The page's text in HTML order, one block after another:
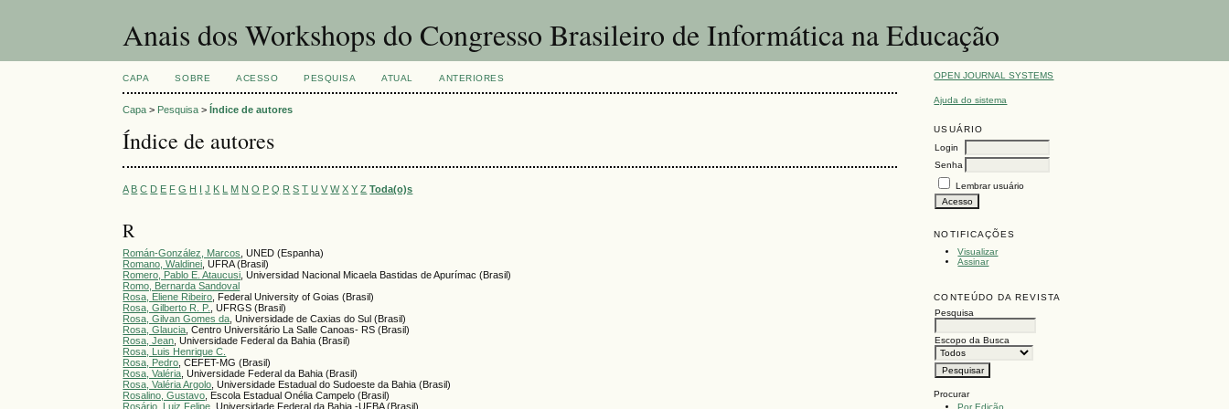
Anais dos Workshops do Congresso Brasileiro de Informática na Educação
OPEN JOURNAL SYSTEMS
Ajuda do sistema
USUÁRIO
Login
Senha
Lembrar usuário
NOTIFICAÇÕES
Visualizar
Assinar
CONTEÚDO DA REVISTA
Pesquisa
Escopo da Busca
Procurar
Por Edição
CAPA SOBRE ACESSO PESQUISA ATUAL ANTERIORES
Capa > Pesquisa >Índice de autores
Índice de autores
A B C D E F G H I J K L M N O P Q R S T U V W X Y Z Toda(o)s
R
Román-González, Marcos , UNED (Espanha)
Romano, Waldinei , UFRA (Brasil)
Romero, Pablo E. Ataucusi , Universidad Nacional Micaela Bastidas de Apurímac (Brasil)
Romo, Bernarda Sandoval
Rosa, Eliene Ribeiro , Federal University of Goias (Brasil)
Rosa, Gilberto R. P.
, UFRGS (Brasil)
Rosa, Gilvan Gomes da , Universidade de Caxias do Sul (Brasil)
Rosa, Glaucia , Centro Universitário La Salle Canoas- RS (Brasil)
Rosa, Jean , Universidade Federal da Bahia (Brasil)
Rosa, Luis Henrique C.
Rosa, Pedro , CEFET-MG (Brasil)
Rosa, Valéria , Universidade Federal da Bahia (Brasil)
Rosa, Valéria Argolo , Universidade Estadual do Sudoeste da Bahia (Brasil)
Rosalino, Gustavo , Escola Estadual Onélia Campelo (Brasil)
Rosário, Luiz Felipe , Universidade Federal da Bahia -UFBA (Brasil)